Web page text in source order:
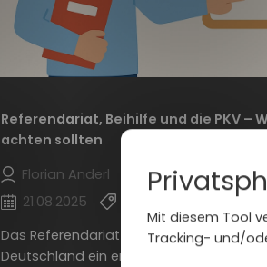
Referendariat, Beihilfe und die PKV –
achten sollten
Florian Anderl
21.08.2025
Das Referendariat ist für viele
Deutschland ein entscheidender
Mit diesem Tool
Tracking- und/